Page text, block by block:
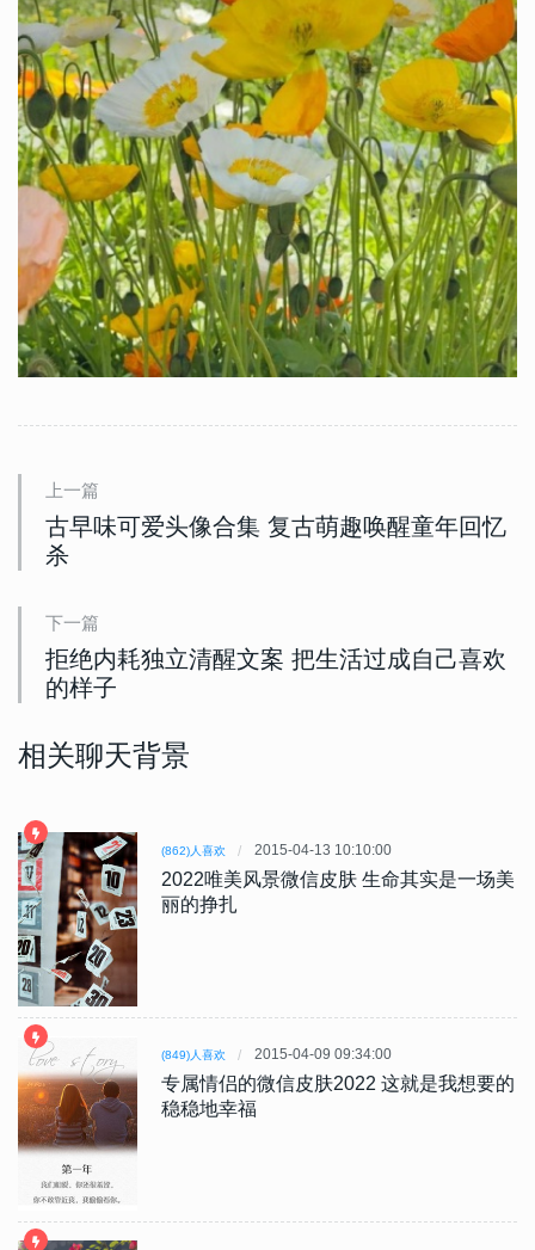
上一篇
古早味可爱头像合集 复古萌趣唤醒童年回忆
杀
下一篇
拒绝内耗独立清醒文案 把生活过成自己喜欢
的样子
相关聊天背景
(862)人喜欢 2015-04-13 10:10:00
2022唯美风景微信皮肤 生命其实是一场美
丽的挣扎
(849)人喜欢 2015-04-09 09:34:00
专属情侣的微信皮肤2022 这就是我想要的
稳稳地幸福